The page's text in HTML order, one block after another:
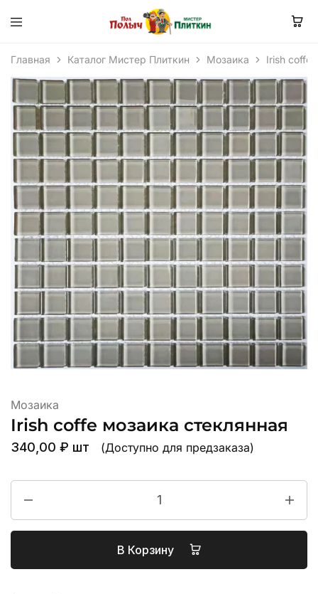
Главная Каталог Мистер Плиткин Мозаика Irish coffe
Мозаика
Irish coffe мозаика стеклянная
340,00 ₽ шт (Доступно для предзаказа)
В Корзину